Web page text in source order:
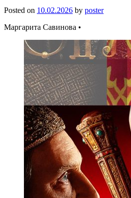
Posted on 10.02.2026 by poster
Маргарита Савинова •